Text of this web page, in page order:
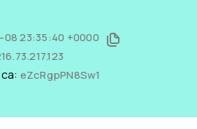
23:35:40 +0000
eZcRgpPN8Sw1